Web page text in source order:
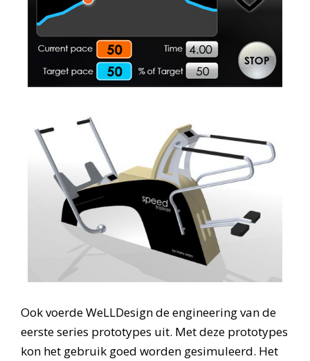
Ook voerde WeLLDesign de engineering van de
eerste series prototypes uit. Met deze prototypes
kon het gebruik goed worden gesimuleerd. Het